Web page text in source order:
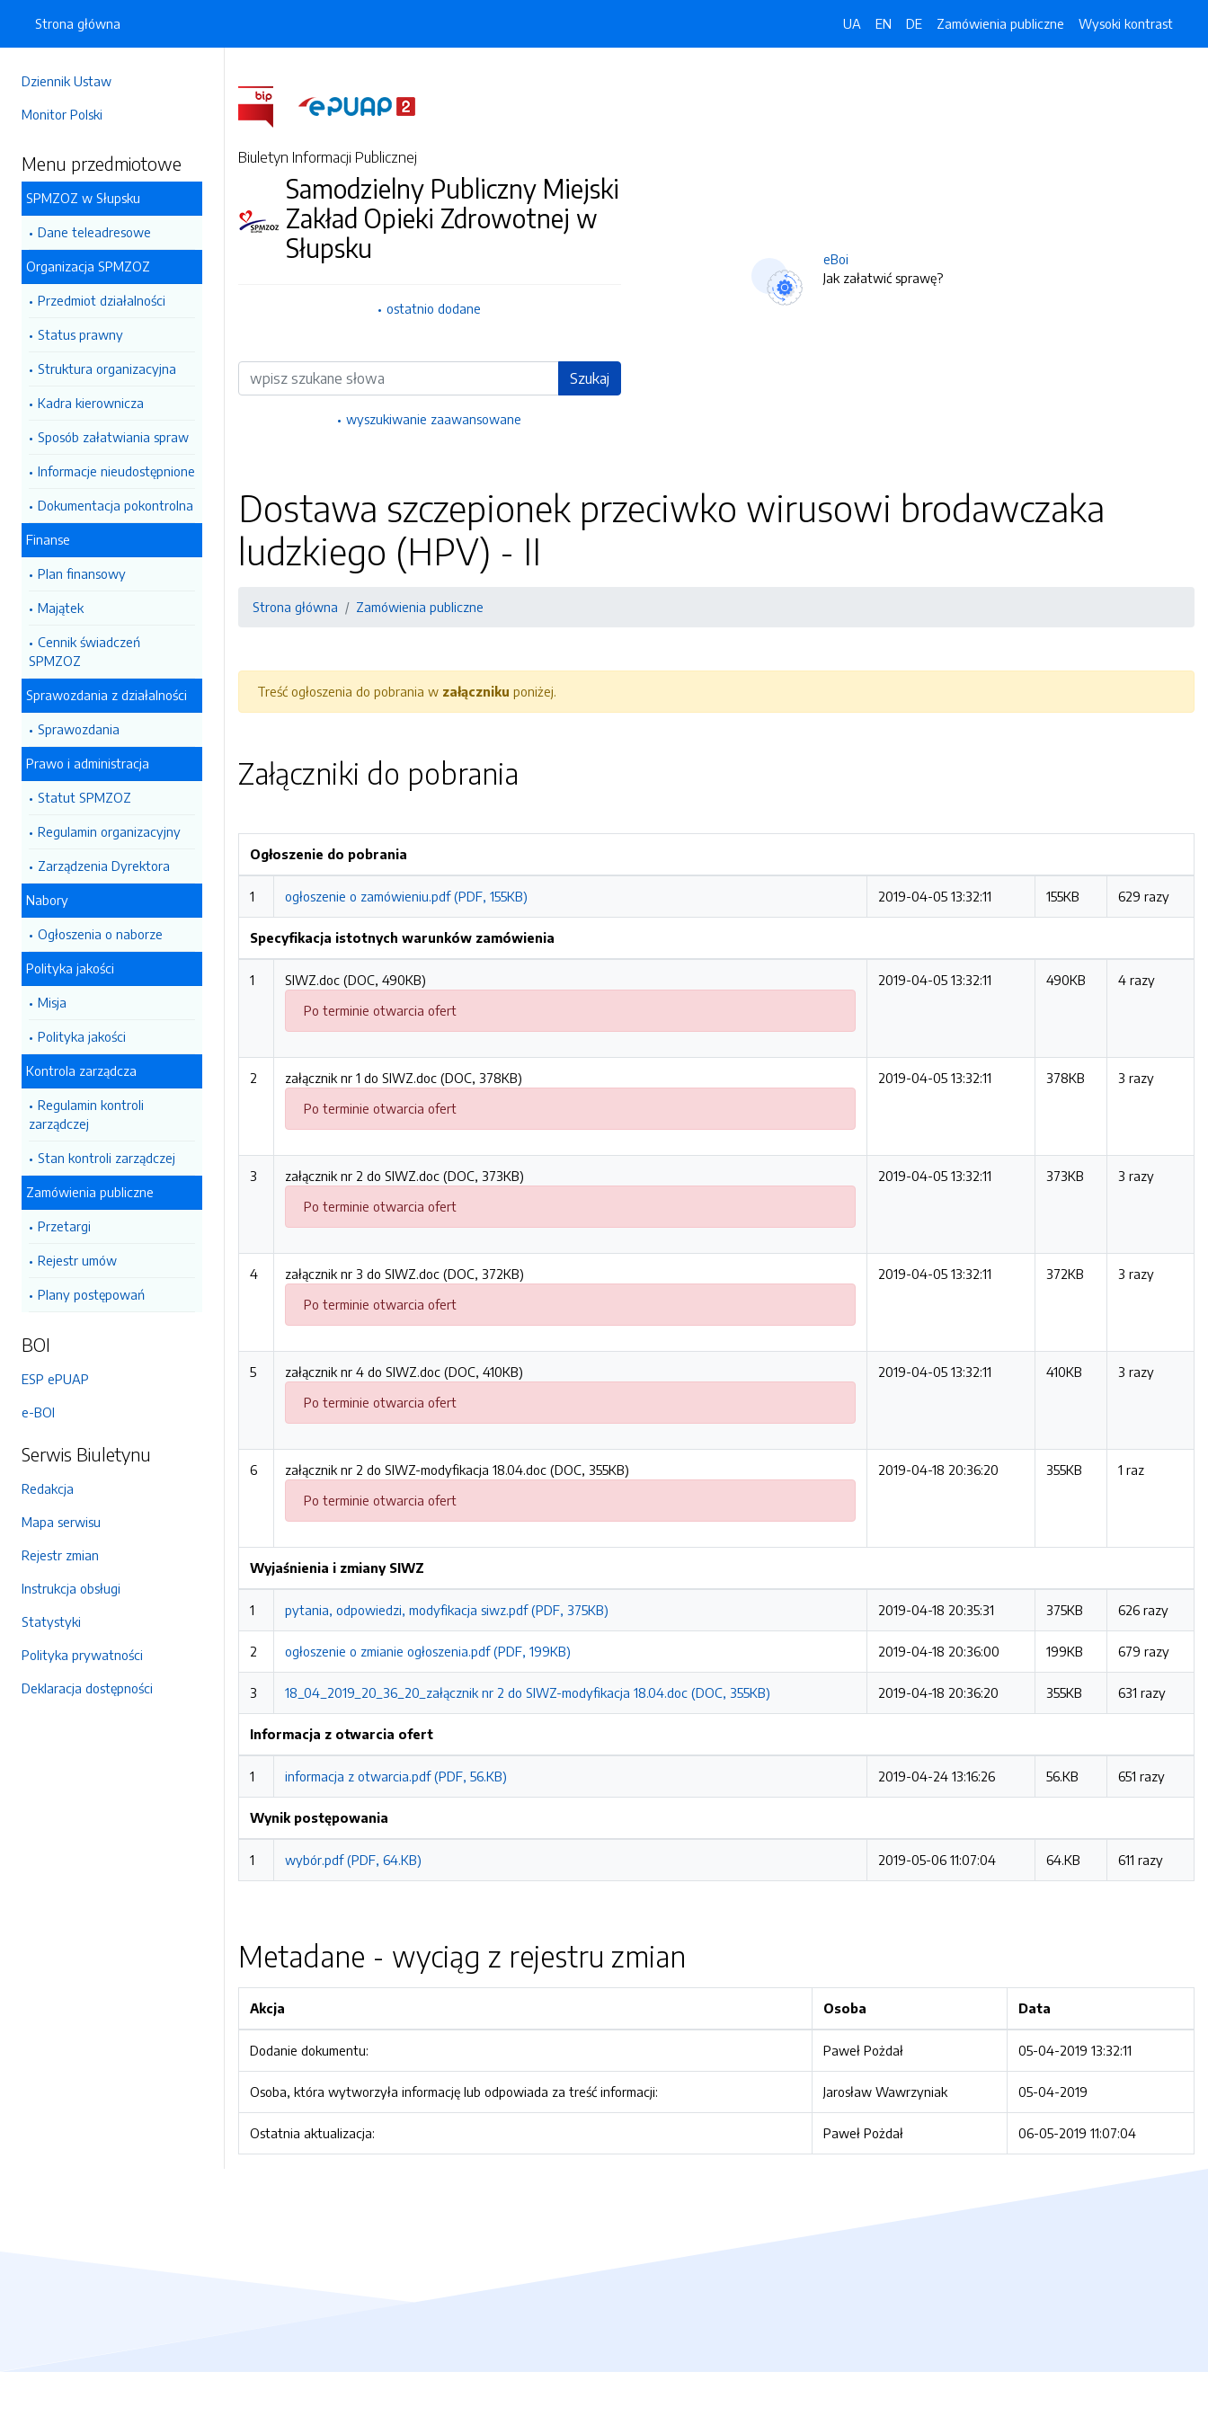
Dziennik Ustaw
Monitor Polski
Menu przedmiotowe
SPMZOZ w Słupsku
Dane teleadresowe
Organizacja SPMZOZ
Przedmiot działalności
Status prawny
Struktura organizacyjna
Kadra kierownicza
Sposób załatwiania spraw
Informacje nieudostępnione
Dokumentacja pokontrolna
Finanse
Plan finansowy
Majątek
Cennik świadczeń
SPMZOZ
Sprawozdania z działalności
Sprawozdania
Prawo i administracja
Statut SPMZOZ
Regulamin organizacyjny
Zarządzenia Dyrektora
Nabory
Ogłoszenia o naborze
Polityka jakości
Misja
Polityka jakości
Kontrola zarządcza
Regulamin kontroli
zarządczej
Stan kontroli zarządczej
Zamówienia publiczne
Przetargi
Rejestr umów
Plany postępowań
BOI
ESP ePUAP
e-BOI
Serwis Biuletynu
Redakcja
Mapa serwisu
Rejestr zmian
Instrukcja obsługi
Statystyki
Polityka prywatności
Deklaracja dostępności
Strona główna UA EN DE Zamówienia publiczne Wysoki kontrast
Biuletyn Informacji Publicznej
Samodzielny Publiczny Miejski
Zakład Opieki Zdrowotnej w
Słupsku
ostatnio dodane
Wyszukiwarka Szukaj
wyszukiwanie zaawansowane
eBoi
Jak załatwić sprawę?
Dostawa szczepionek przeciwko wirusowi brodawczaka
ludzkiego (HPV) - II
Strona główna Zamówienia publiczne
Treść ogłoszenia do pobrania w załączniku poniżej.
Załączniki do pobrania
Ogłoszenie do pobrania
1 ogłoszenie o zamówieniu.pdf (PDF, 155KB) 2019-04-05 13:32:11 155KB 629 razy
Specyfikacja istotnych warunków zamówienia
1
SIWZ.doc (DOC, 490KB)
Po terminie otwarcia ofert
2019-04-05 13:32:11 490KB 4 razy
2
załącznik nr 1 do SIWZ.doc (DOC, 378KB)
Po terminie otwarcia ofert
2019-04-05 13:32:11 378KB 3 razy
3
załącznik nr 2 do SIWZ.doc (DOC, 373KB)
Po terminie otwarcia ofert
2019-04-05 13:32:11 373KB 3 razy
4
załącznik nr 3 do SIWZ.doc (DOC, 372KB)
Po terminie otwarcia ofert
2019-04-05 13:32:11 372KB 3 razy
5
załącznik nr 4 do SIWZ.doc (DOC, 410KB)
Po terminie otwarcia ofert
2019-04-05 13:32:11 410KB 3 razy
6
załącznik nr 2 do SIWZ-modyfikacja 18.04.doc (DOC, 355KB)
Po terminie otwarcia ofert
2019-04-18 20:36:20 355KB 1 raz
Wyjaśnienia i zmiany SIWZ
1 pytania, odpowiedzi, modyfikacja siwz.pdf (PDF, 375KB) 2019-04-18 20:35:31 375KB 626 razy
2 ogłoszenie o zmianie ogłoszenia.pdf (PDF, 199KB) 2019-04-18 20:36:00 199KB 679 razy
3 18_04_2019_20_36_20_załącznik nr 2 do SIWZ-modyfikacja 18.04.doc (DOC, 355KB) 2019-04-18 20:36:20 355KB 631 razy
Informacja z otwarcia ofert
1 informacja z otwarcia.pdf (PDF, 56.KB) 2019-04-24 13:16:26 56.KB 651 razy
Wynik postępowania
1 wybór.pdf (PDF, 64.KB) 2019-05-06 11:07:04 64.KB 611 razy
Metadane - wyciąg z rejestru zmian
Akcja Osoba Data
Dodanie dokumentu: Paweł Pożdał 05-04-2019 13:32:11
Osoba, która wytworzyła informację lub odpowiada za treść informacji: Jarosław Wawrzyniak 05-04-2019
Ostatnia aktualizacja: Paweł Pożdał 06-05-2019 11:07:04